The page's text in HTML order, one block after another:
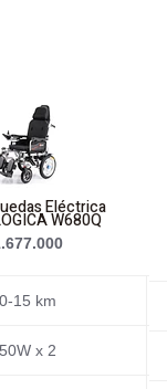
Eléctrica
W680Q
15 km
x 2